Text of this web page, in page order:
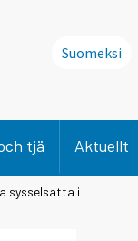
Suomeksi
tjä Aktuellt
sysselsatta i